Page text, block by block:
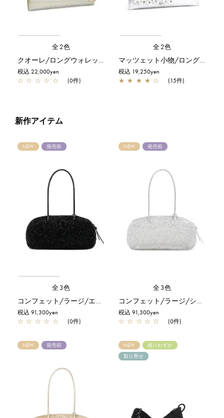
全2色
クオーレ/ロングウォレット(薄型)/ゴールド
税込 22,000yen
☆ ☆ ☆ ☆ ☆ (0件)
全2色
マッツェット小物/ロングウォレット(薄型)/シルバー
税込 19,250yen
★ ★ ★ ★ ☆ (15件)
新作アイテム
NEW 発売前
全3色
税込 91,300yen
☆ ☆ ☆ ☆ ☆ (0件)
NEW 発売前
全3色
税込 91,300yen
☆ ☆ ☆ ☆ ☆ (0件)
NEW 発売前 NEW
残りわずか
取り寄せ